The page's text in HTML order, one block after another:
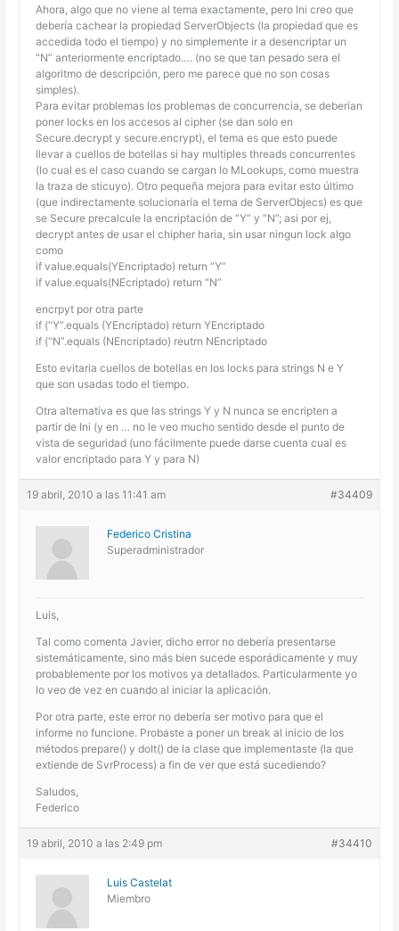
Ahora, algo que no viene al tema exactamente, pero Ini creo que
debería cachear la propiedad ServerObjects (la propiedad que es
accedida todo el tiempo) y no simplemente ir a desencriptar un
“N” anteriormente encriptado…. (no se que tan pesado sera el
algoritmo de descripción, pero me parece que no son cosas
simples).
Para evitar problemas los problemas de concurrencia, se deberían
poner locks en los accesos al cipher (se dan solo en
Secure.decrypt y secure.encrypt), el tema es que esto puede
llevar a cuellos de botellas si hay multiples threads concurrentes
(lo cual es el caso cuando se cargan lo MLookups, como muestra
la traza de sticuyo). Otro pequeña mejora para evitar esto último
(que indirectamente solucionaría el tema de ServerObjecs) es que
se Secure precalcule la encriptación de “Y” y “N”; asi por ej,
decrypt antes de usar el chipher haria, sin usar ningun lock algo
como
if value.equals(YEncriptado) return “Y”
if value.equals(NEcriptado) return “N”
encrpyt por otra parte
if (“Y”.equals (YEncriptado) return YEncriptado
if (“N”.equals (NEncriptado) reutrn NEncriptado
Esto evitaria cuellos de botellas en los locks para strings N e Y
que son usadas todo el tiempo.
Otra alternativa es que las strings Y y N nunca se encripten a
partir de Ini (y en … no le veo mucho sentido desde el punto de
vista de seguridad (uno fácilmente puede darse cuenta cual es
valor encriptado para Y y para N)
19 abril, 2010 a las 11:41 am #34409
Federico Cristina
Superadministrador
Luis,
Tal como comenta Javier, dicho error no debería presentarse
sistemáticamente, sino más bien sucede esporádicamente y muy
probablemente por los motivos ya detallados. Particularmente yo
lo veo de vez en cuando al iniciar la aplicación.
Por otra parte, este error no debería ser motivo para que el
informe no funcione. Probaste a poner un break al inicio de los
métodos prepare() y doIt() de la clase que implementaste (la que
extiende de SvrProcess) a fin de ver que está sucediendo?
Saludos,
Federico
19 abril, 2010 a las 2:49 pm #34410
Luis Castelat
Miembro